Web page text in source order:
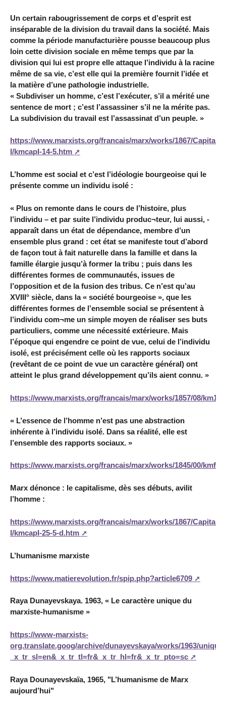
Un certain rabougrissement de corps et d’esprit est
inséparable de la division du travail dans la société. Mais
comme la période manufacturière pousse beaucoup plus
loin cette division sociale en même temps que par la
division qui lui est propre elle attaque l’individu à la racine
même de sa vie, c’est elle qui la première fournit l’idée et
la matière d’une pathologie industrielle.
« Subdiviser un homme, c’est l’exécuter, s’il a mérité une
sentence de mort ; c’est l’assassiner s’il ne la mérite pas.
La subdivision du travail est l’assassinat d’un peuple. »
https://www.marxists.org/francais/marx/works/1867/Capital-
I/kmcapI-14-5.htm
L’homme est social et c’est l’idéologie bourgeoise qui le
présente comme un individu isolé :
« Plus on remonte dans le cours de l’histoire, plus
l’individu – et par suite l’individu produc¬teur, lui aussi, -
apparaît dans un état de dépendance, membre d’un
ensemble plus grand : cet état se manifeste tout d’abord
de façon tout à fait naturelle dans la famille et dans la
famille élargie jusqu’à former la tribu ; puis dans les
différentes formes de communautés, issues de
l’opposition et de la fusion des tribus. Ce n’est qu’au
XVIII° siècle, dans la « société bourgeoise », que les
différentes formes de l’ensemble social se présentent à
l’individu com¬me un simple moyen de réaliser ses buts
particuliers, comme une nécessité extérieure. Mais
l’époque qui engendre ce point de vue, celui de l’individu
isolé, est précisément celle où les rapports sociaux
(revêtant de ce point de vue un caractère général) ont
atteint le plus grand développement qu’ils aient connu. »
https://www.marxists.org/francais/marx/works/1857/08/
« L’essence de l’homme n’est pas une abstraction
inhérente à l’individu isolé. Dans sa réalité, elle est
l’ensemble des rapports sociaux. »
https://www.marxists.org/francais/marx/works/1845/00/
Marx dénonce : le capitalisme, dès ses débuts, avilit
l’homme :
https://www.marxists.org/francais/marx/works/1867/Capital-
I/kmcapI-25-5-d.htm
L’humanisme marxiste
https://www.matierevolution.fr/spip.php?article6709
Raya Dunayevskaya. 1963, « Le caractère unique du
marxiste-humanisme »
https://www-marxists-
org.translate.goog/archive/dunayevskaya/works/1963/
_x_tr_sl=en&_x_tr_tl=fr&_x_tr_hl=fr&_x_tr_pto=sc
Raya Dounayevskaïa, 1965, "L’humanisme de Marx
aujourd’hui"